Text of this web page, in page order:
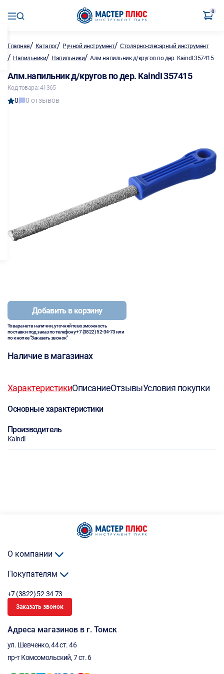
0
Главная/ Каталог/ Ручной инструмент/Столярно-слесарный инструмент
/ Напильники/ Напильники/Алм.напильник д/кругов по дер. KaindI 357415
Алм.напильник д/кругов по дер. KaindI 357415
Код товара: 41365
0 0 отзывов
Добавить в корзину
Товара нет в наличии, уточняйте возможность
поставки под заказ по телефону+7 (3822) 52-34-73или
по кнопке "Заказать звонок"
Наличие в магазинах
ХарактеристикиОписаниеОтзывыУсловия покупки
Основные характеристики
Производитель
Kaindl
О компании
Покупателям
+7 (3822) 52-34-73
Заказать звонок
Адреса магазинов в г. Томск
ул. Шевченко, 44 ст. 46
пр-т Комсомольский, 7 ст. 6